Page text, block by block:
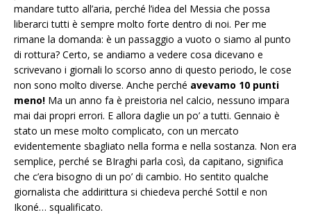
mandare tutto all’aria, perché l’idea del Messia che possa
liberarci tutti è sempre molto forte dentro di noi. Per me
rimane la domanda: è un passaggio a vuoto o siamo al punto
di rottura? Certo, se andiamo a vedere cosa dicevano e
scrivevano i giornali lo scorso anno di questo periodo, le cose
non sono molto diverse. Anche perché avevamo 10 punti
meno! Ma un anno fa è preistoria nel calcio, nessuno impara
mai dai propri errori. E allora daglie un po’ a tutti. Gennaio è
stato un mese molto complicato, con un mercato
evidentemente sbagliato nella forma e nella sostanza. Non era
semplice, perché se BIraghi parla così, da capitano, significa
che c’era bisogno di un po’ di cambio. Ho sentito qualche
giornalista che addirittura si chiedeva perché Sottil e non
Ikoné… squalificato.